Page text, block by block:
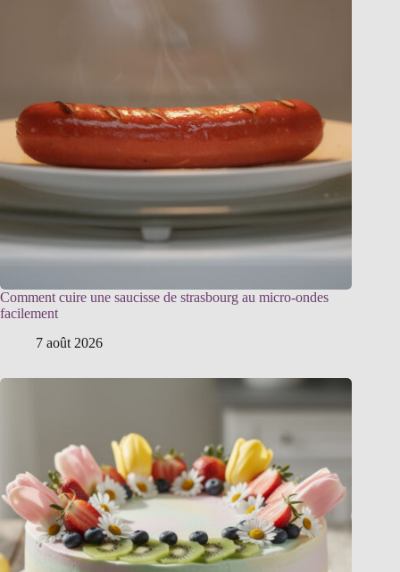
Comment cuire une saucisse de strasbourg au micro-ondes
facilement
7 août 2026